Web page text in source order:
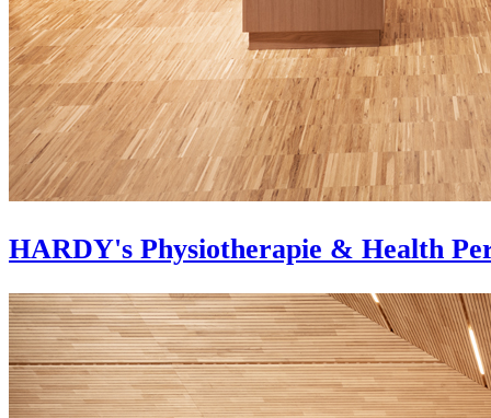
HARDY's Physiotherapie & Health